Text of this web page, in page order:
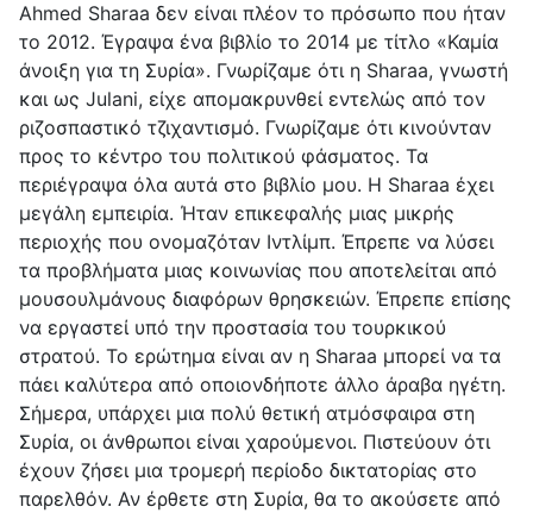
Ahmed Sharaa δεν είναι πλέον το πρόσωπο που ήταν
το 2012. Έγραψα ένα βιβλίο το 2014 με τίτλο «Καμία
άνοιξη για τη Συρία». Γνωρίζαμε ότι η Sharaa, γνωστή
και ως Julani, είχε απομακρυνθεί εντελώς από τον
ριζοσπαστικό τζιχαντισμό. Γνωρίζαμε ότι κινούνταν
προς το κέντρο του πολιτικού φάσματος. Τα
περιέγραψα όλα αυτά στο βιβλίο μου. Η Sharaa έχει
μεγάλη εμπειρία. Ήταν επικεφαλής μιας μικρής
περιοχής που ονομαζόταν Ιντλίμπ. Έπρεπε να λύσει
τα προβλήματα μιας κοινωνίας που αποτελείται από
μουσουλμάνους διαφόρων θρησκειών. Έπρεπε επίσης
να εργαστεί υπό την προστασία του τουρκικού
στρατού. Το ερώτημα είναι αν η Sharaa μπορεί να τα
πάει καλύτερα από οποιονδήποτε άλλο άραβα ηγέτη.
Σήμερα, υπάρχει μια πολύ θετική ατμόσφαιρα στη
Συρία, οι άνθρωποι είναι χαρούμενοι. Πιστεύουν ότι
έχουν ζήσει μια τρομερή περίοδο δικτατορίας στο
παρελθόν. Αν έρθετε στη Συρία, θα το ακούσετε από